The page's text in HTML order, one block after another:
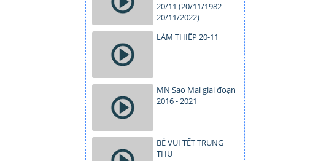
20/11 (20/11/1982-
20/11/2022)
LÀM THIỆP 20-11
MN Sao Mai giai đoạn
2016 - 2021
BÉ VUI TẾT TRUNG
THU